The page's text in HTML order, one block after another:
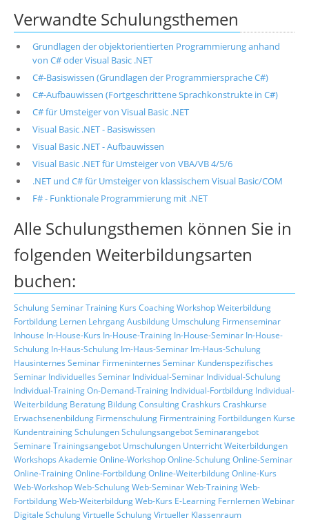
Verwandte Schulungsthemen
Grundlagen der objektorientierten Programmierung anhand
von C# oder Visual Basic .NET
C#-Basiswissen (Grundlagen der Programmiersprache C#)
C#-Aufbauwissen (Fortgeschrittene Sprachkonstrukte in C#)
C# für Umsteiger von Visual Basic .NET
Visual Basic .NET - Basiswissen
Visual Basic .NET - Aufbauwissen
Visual Basic .NET für Umsteiger von VBA/VB 4/5/6
.NET und C# für Umsteiger von klassischem Visual Basic/COM
F# - Funktionale Programmierung mit .NET
Alle Schulungsthemen können Sie in
folgenden Weiterbildungsarten
buchen:
SchulungSeminarTraining Kurs CoachingWorkshopWeiterbildung
Fortbildung Lernen LehrgangAusbildung Umschulung Firmenseminar
Inhouse In-House-Kurs In-House-Training In-House-Seminar In-House-
Schulung In-Haus-Schulung Im-Haus-Seminar Im-Haus-Schulung
Hausinternes Seminar Firmeninternes Seminar Kundenspezifisches
Seminar Individuelles Seminar Individual-Seminar Individual-Schulung
Individual-TrainingOn-Demand-Training Individual-Fortbildung Individual-
Weiterbildung Beratung BildungConsultingCrashkurs Crashkurse
Erwachsenenbildung Firmenschulung Firmentraining Fortbildungen Kurse
KundentrainingSchulungenSchulungsangebotSeminarangebot
Seminare Trainingsangebot Umschulungen UnterrichtWeiterbildungen
Workshops Akademie Online-WorkshopOnline-SchulungOnline-Seminar
Online-TrainingOnline-FortbildungOnline-WeiterbildungOnline-Kurs
Web-WorkshopWeb-SchulungWeb-SeminarWeb-TrainingWeb-
FortbildungWeb-WeiterbildungWeb-Kurs E-Learning FernlernenWebinar
Digitale SchulungVirtuelle SchulungVirtueller Klassenraum